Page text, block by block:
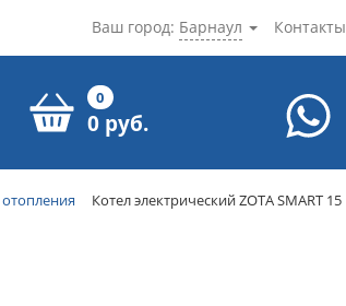
Контакты
Ваш город: Барнаул
0
0 руб.
Котел электрический ZOTA SMART 15